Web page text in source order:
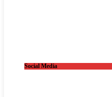
Social Media